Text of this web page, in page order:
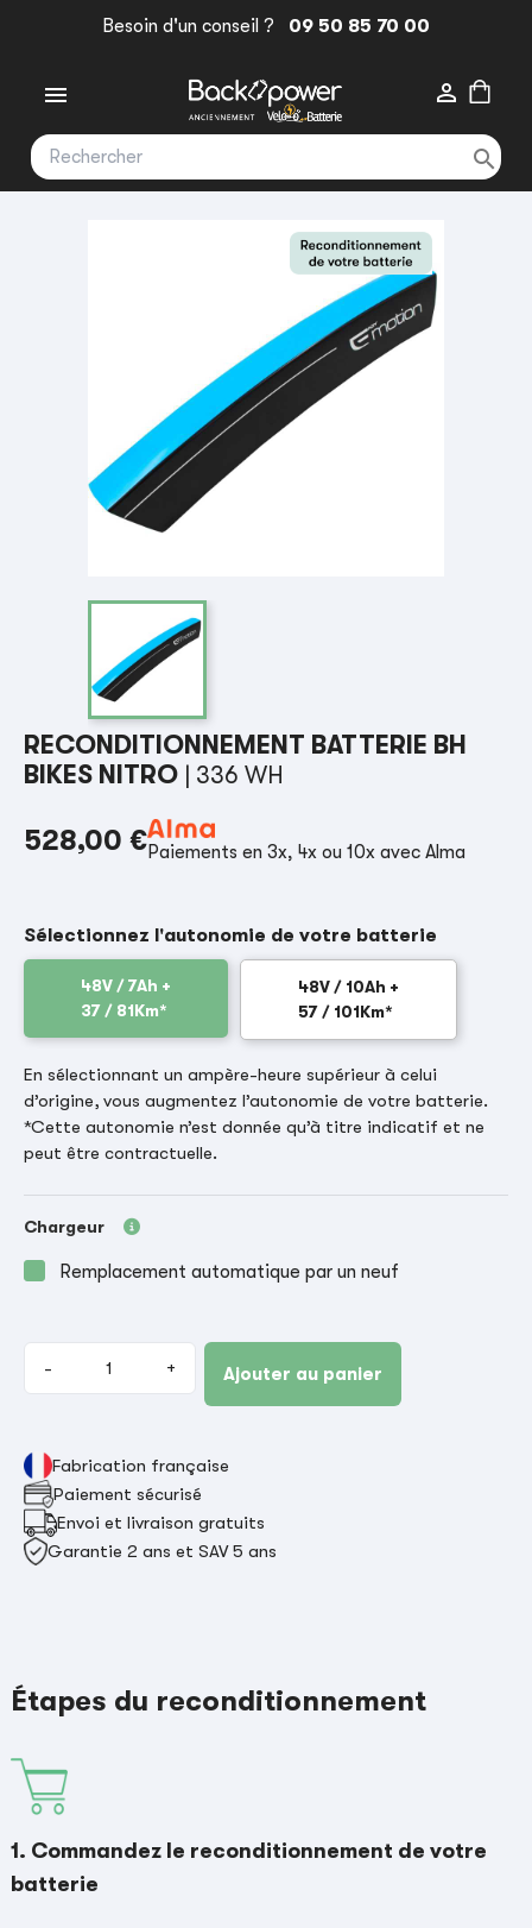
Besoin d'un conseil ? 09 50 85 70 00
 

RECONDITIONNEMENT BATTERIE BH
BIKES NITRO
| 336 WH
528,00 €Paiements en 3x, 4x ou 10x avec Alma
Sélectionnez l'autonomie de votre batterie
48V / 7Ah +
37 / 81Km*
48V / 10Ah +
57 / 101Km*
En sélectionnant un ampère-heure supérieur à celui
d’origine, vous augmentez l’autonomie de votre batterie.
*Cette autonomie n’est donnée qu’à titre indicatif et ne
peut être contractuelle.
Chargeur
Remplacement automatique par un neuf
- + Ajouter au panier
Fabrication française
Paiement sécurisé
Envoi et livraison gratuits
Garantie 2 ans et SAV 5 ans
Étapes du reconditionnement
1. Commandez le reconditionnement de votre
batterie